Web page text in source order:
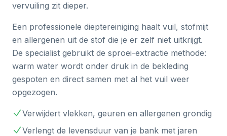
vervuiling zit dieper.
Een professionele dieptereiniging haalt vuil, stofmijt
en allergenen uit de stof die je er zelf niet uitkrijgt.
De specialist gebruikt de sproei-extractie methode:
warm water wordt onder druk in de bekleding
gespoten en direct samen met al het vuil weer
opgezogen.
Verwijdert vlekken, geuren en allergenen grondig
Verlengt de levensduur van je bank met jaren